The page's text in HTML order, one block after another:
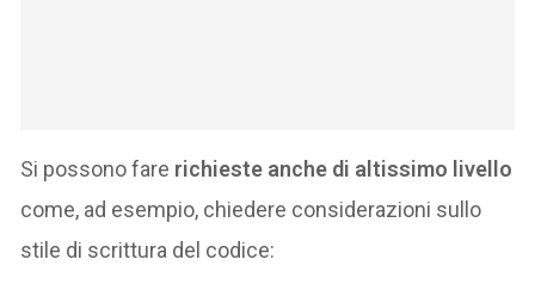
Si possono fare richieste anche di altissimo livello
come, ad esempio, chiedere considerazioni sullo
stile di scrittura del codice: